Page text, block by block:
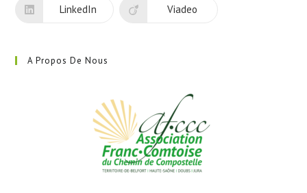
LinkedIn Viadeo
A Propos De Nous